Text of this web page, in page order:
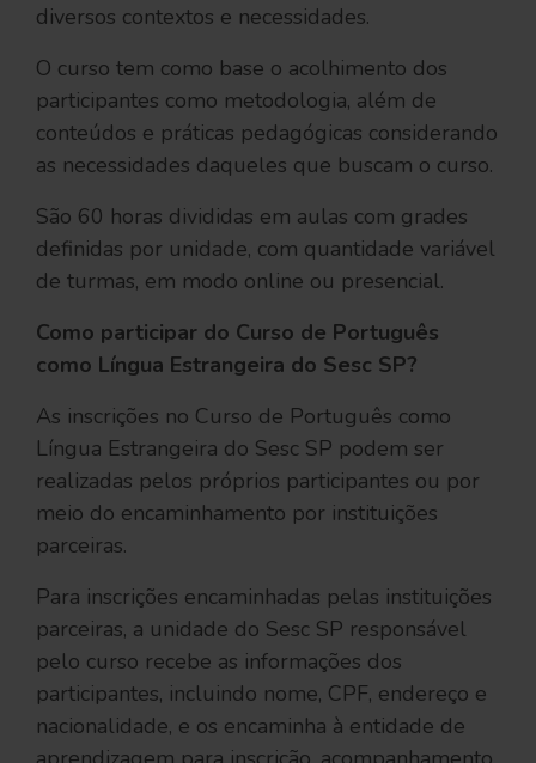
diversos contextos e necessidades.
O curso tem como base o acolhimento dos
participantes como metodologia, além de
conteúdos e práticas pedagógicas considerando
as necessidades daqueles que buscam o curso.
São 60 horas divididas em aulas com grades
definidas por unidade, com quantidade variável
de turmas, em modo online ou presencial.
Como participar do Curso de Português
como Língua Estrangeira do Sesc SP?
As inscrições no Curso de Português como
Língua Estrangeira do Sesc SP podem ser
realizadas pelos próprios participantes ou por
meio do encaminhamento por instituições
parceiras.
Para inscrições encaminhadas pelas instituições
parceiras, a unidade do Sesc SP responsável
pelo curso recebe as informações dos
participantes, incluindo nome, CPF, endereço e
nacionalidade, e os encaminha à entidade de